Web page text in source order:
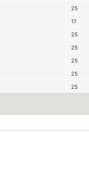
25
17
25
25
25
25
25